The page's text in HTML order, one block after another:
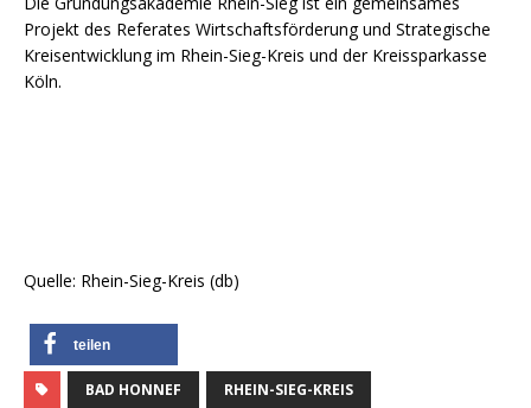
Projekt des Referates Wirtschaftsförderung und Strategische
Kreisentwicklung im Rhein-Sieg-Kreis und der Kreissparkasse
Köln.
Quelle: Rhein-Sieg-Kreis (db)
teilen
BAD HONNEF RHEIN-SIEG-KREIS